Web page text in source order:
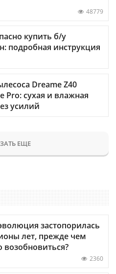
48779
купить б/у
подробная инструкция
Dreame Z40
Pro: сухая и влажная
усилий
ЕЩЕ
застопорилась
лет, прежде чем
возобновиться?
2360